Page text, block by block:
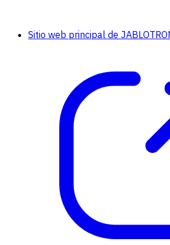
Sitio web principal de